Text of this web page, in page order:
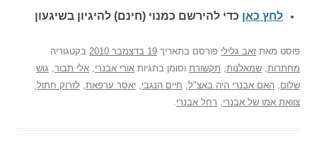
לחץ כאן כדי להירשם כמנוי (חינם) להיגיון בשיגעון
פוסט מאת זאב גלילי פורסם בתאריך 19 בדצמבר 2010
בקטגוריה
מחתרות, שמאלנות, תקשורת וסומן בתגיות אורי אבנרי, אלי תבור, גוש
שלום, האם אבנרי היה באצ"ל, חיים הנגבי, יאסר ערפאת, לזרוק חתול,
צוואת אמו של אבנרי, רחל אבנרי.